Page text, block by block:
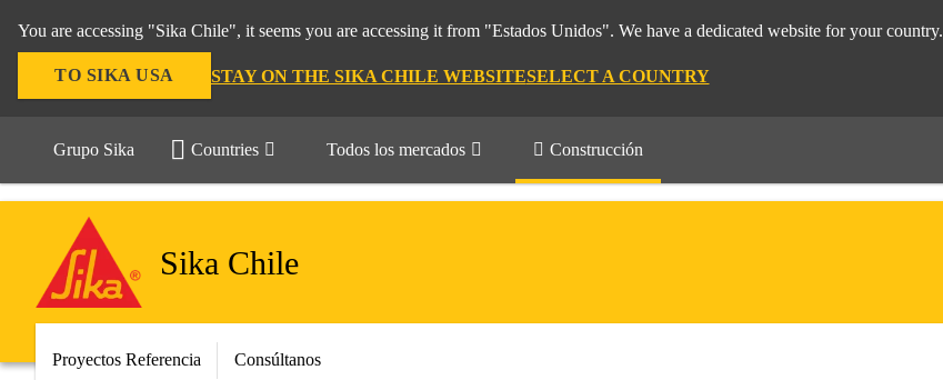
You are accessing "Sika Chile", it seems you are accessing it from "Estados Unidos". We have a dedicated website for your country.
TO SIKA USA STAY ON THE SIKA CHILE WEBSITESELECT A COUNTRY
Grupo Sika Countries Todos los mercados Construcción
Sika Chile
Proyectos Referencia Consúltanos